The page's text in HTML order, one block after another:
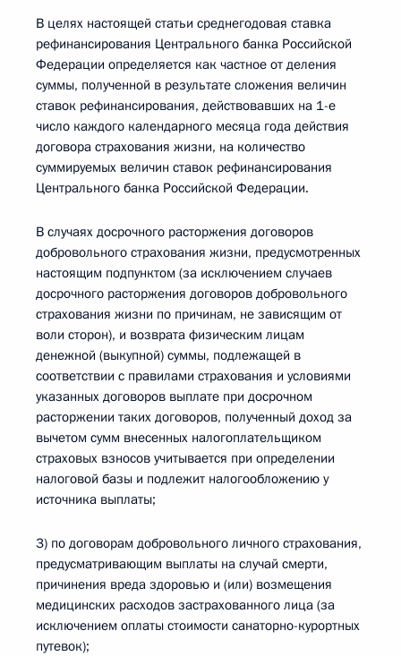
В целях настоящей статьи среднегодовая ставка
рефинансирования Центрального банка Российской
Федерации определяется как частное от деления
суммы, полученной в результате сложения величин
ставок рефинансирования, действовавших на 1-е
число каждого календарного месяца года действия
договора страхования жизни, на количество
суммируемых величин ставок рефинансирования
Центрального банка Российской Федерации.
В случаях досрочного расторжения договоров
добровольного страхования жизни, предусмотренных
настоящим подпунктом (за исключением случаев
досрочного расторжения договоров добровольного
страхования жизни по причинам, не зависящим от
воли сторон), и возврата физическим лицам
денежной (выкупной) суммы, подлежащей в
соответствии с правилами страхования и условиями
указанных договоров выплате при досрочном
расторжении таких договоров, полученный доход за
вычетом сумм внесенных налогоплательщиком
страховых взносов учитывается при определении
налоговой базы и подлежит налогообложению у
источника выплаты;
3) по договорам добровольного личного страхования,
предусматривающим выплаты на случай смерти,
причинения вреда здоровью и (или) возмещения
медицинских расходов застрахованного лица (за
исключением оплаты стоимости санаторно-курортных
путевок);